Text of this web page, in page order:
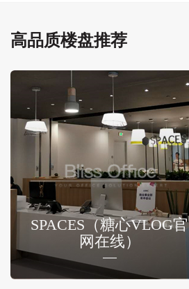
高品质楼盘推荐
SPACES（糖心VLOG官
网在线）